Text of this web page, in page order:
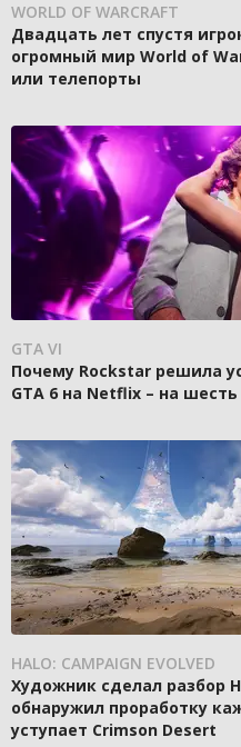
WORLD OF WARCRAFT
Двадцать лет спустя
огромный мир World of
или телепорты
GTA VI
Почему Rockstar решила
GTA 6 на Netflix – на
HALO: CAMPAIGN EVOLVED
Художник сделал разбор
обнаружил проработку
уступает Crimson Desert